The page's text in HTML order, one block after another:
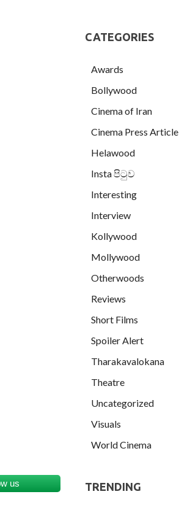
us
CATEGORIES
Awards
Bollywood
Cinema of Iran
Cinema Press Article
Helawood
Insta පිටුව
Interesting
Interview
Kollywood
Mollywood
Otherwoods
Reviews
Short Films
Spoiler Alert
Tharakavalokana
Theatre
Uncategorized
Visuals
World Cinema
TRENDING